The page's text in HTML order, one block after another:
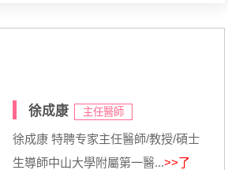
徐成康 主任醫師
徐成康 特聘专家主任醫師/教授/碩士
生導師中山大學附屬第一醫...>>了